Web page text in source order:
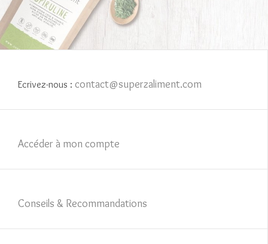
Ecrivez-nous : contact@superzaliment.com
Accéder à mon compte
Conseils & Recommandations